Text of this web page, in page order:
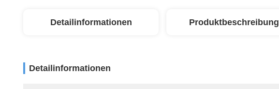
Detailinformationen Produktbeschreibung
Detailinformationen